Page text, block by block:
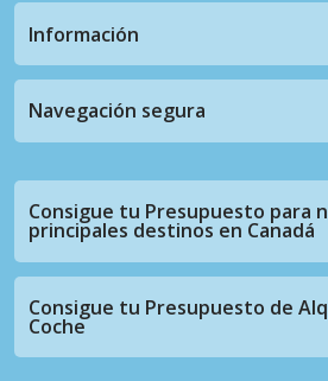
Información
Navegación segura
Consigue tu Presupuesto para
principales destinos en Canadá
Consigue tu Presupuesto de
Coche